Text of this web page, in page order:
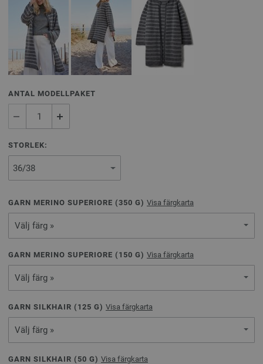
ANTAL MODELLPAKET
STORLEK:
GARN MERINO SUPERIORE (350 G) Visa färgkarta
Välj färg »
GARN MERINO SUPERIORE ( 150 G) Visa färgkarta
Välj färg »
GARN SILKHAIR ( 125 G) Visa färgkarta
Välj färg »
GARN SILKHAIR ( 50 G) Visa färgkarta